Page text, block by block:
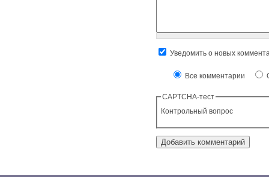
Уведомить о новых
Все комментарии
CAPTCHA-тест
Контрольный вопрос